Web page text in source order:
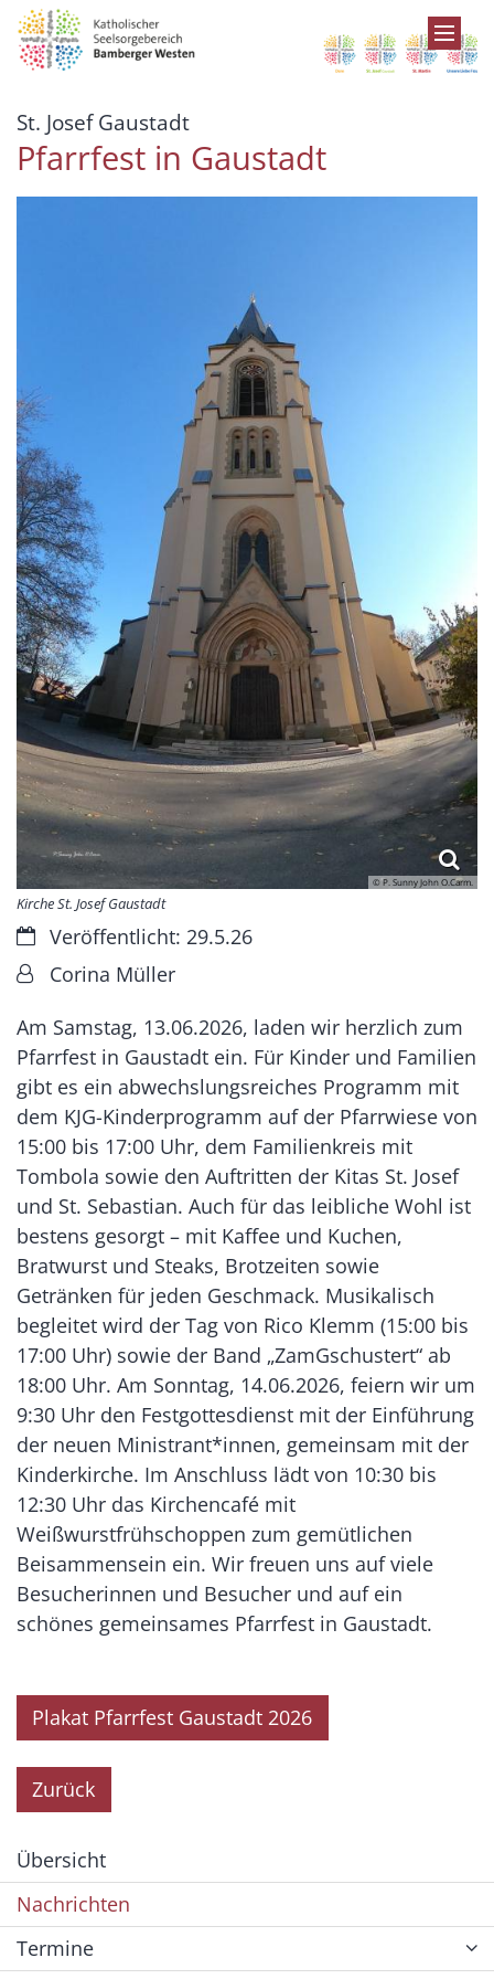
Zum Inhalt springen
St. Josef Gaustadt:
Pfarrfest in Gaustadt
© P. Sunny John O.Carm.
Kirche St. Josef Gaustadt
Datum:Veröffentlicht: 29.5.26
Von:Corina Müller
Am Samstag, 13.06.2026, laden wir herzlich zum
Pfarrfest in Gaustadt ein. Für Kinder und Familien
gibt es ein abwechslungsreiches Programm mit
dem KJG-Kinderprogramm auf der Pfarrwiese von
15:00 bis 17:00 Uhr, dem Familienkreis mit
Tombola sowie den Auftritten der Kitas St. Josef
und St. Sebastian. Auch für das leibliche Wohl ist
bestens gesorgt – mit Kaffee und Kuchen,
Bratwurst und Steaks, Brotzeiten sowie
Getränken für jeden Geschmack. Musikalisch
begleitet wird der Tag von Rico Klemm (15:00 bis
17:00 Uhr) sowie der Band „ZamGschustert“ ab
18:00 Uhr. Am Sonntag, 14.06.2026, feiern wir um
9:30 Uhr den Festgottesdienst mit der Einführung
der neuen Ministrant*innen, gemeinsam mit der
Kinderkirche. Im Anschluss lädt von 10:30 bis
12:30 Uhr das Kirchencafé mit
Weißwurstfrühschoppen zum gemütlichen
Beisammensein ein. Wir freuen uns auf viele
Besucherinnen und Besucher und auf ein
schönes gemeinsames Pfarrfest in Gaustadt.
Plakat Pfarrfest Gaustadt 2026
Zurück
Übersicht
Nachrichten
Termine